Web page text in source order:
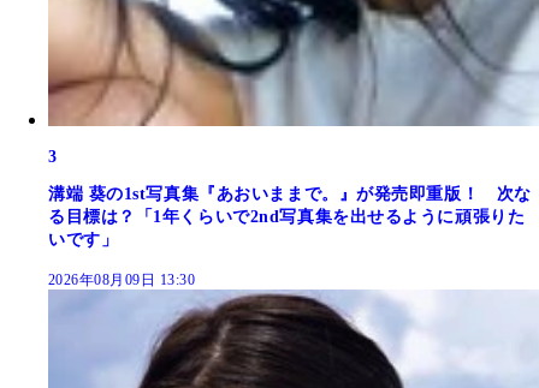
3
溝端 葵の1st写真集『あおいままで。』が発売即重版！ 次な
る目標は？「1年くらいで2nd写真集を出せるように頑張りた
いです」
2026年08月09日 13:30